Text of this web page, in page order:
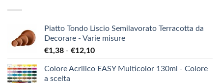
Piatto Tondo Liscio Semilavorato Terracotta da
Decorare - Varie misure
€1,38 - €12,10Fascia
prezzo:
Colore Acrilico EASY Multicolor 130ml - Colore
a scelta